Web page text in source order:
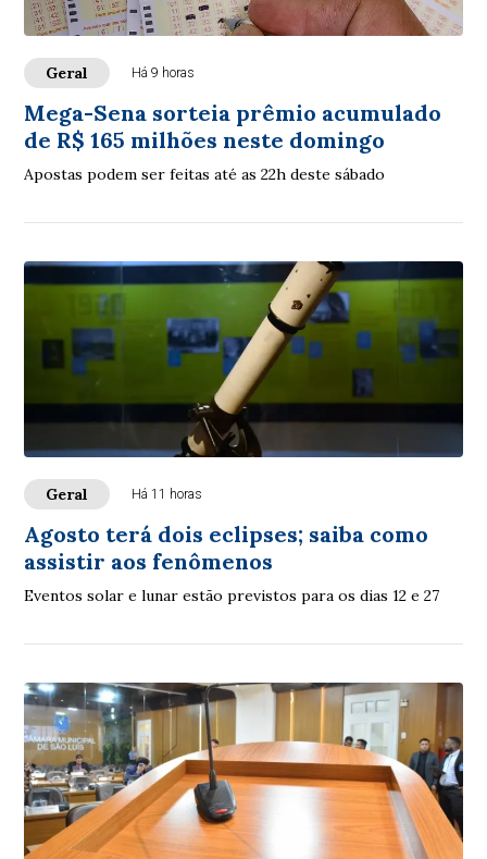
Geral Há 9 horas
Mega-Sena sorteia prêmio acumulado
de R$ 165 milhões neste domingo
Apostas podem ser feitas até as 22h deste sábado
Geral Há 11 horas
Agosto terá dois eclipses; saiba como
assistir aos fenômenos
Eventos solar e lunar estão previstos para os dias 12 e 27